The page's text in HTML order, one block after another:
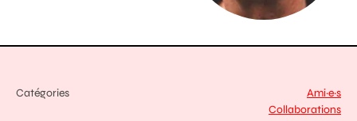
Catégories
Ami·e·s
Collaborations